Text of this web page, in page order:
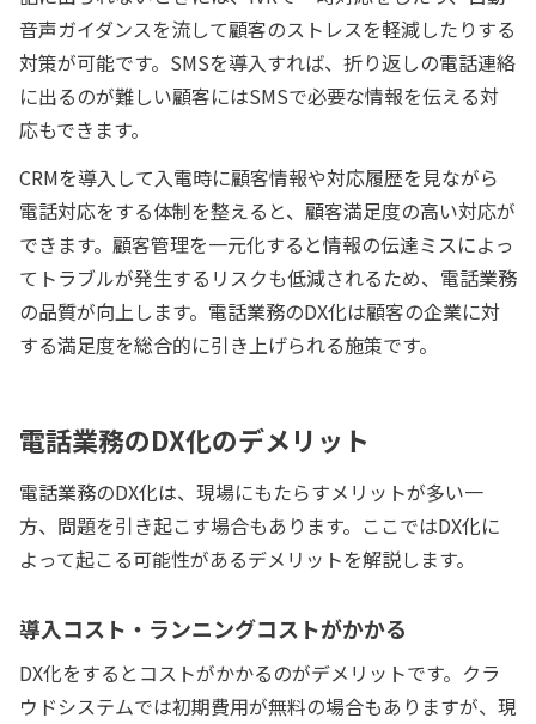
音声ガイダンスを流して顧客のストレスを軽減したりする
対策が可能です。SMSを導入すれば、折り返しの電話連絡
に出るのが難しい顧客にはSMSで必要な情報を伝える対
応もできます。
CRMを導入して入電時に顧客情報や対応履歴を見ながら
電話対応をする体制を整えると、顧客満足度の高い対応が
できます。顧客管理を一元化すると情報の伝達ミスによっ
てトラブルが発生するリスクも低減されるため、電話業務
の品質が向上します。電話業務のDX化は顧客の企業に対
する満足度を総合的に引き上げられる施策です。
電話業務のDX化のデメリット
電話業務のDX化は、現場にもたらすメリットが多い一
方、問題を引き起こす場合もあります。ここではDX化に
よって起こる可能性があるデメリットを解説します。
導入コスト・ランニングコストがかかる
DX化をするとコストがかかるのがデメリットです。クラ
ウドシステムでは初期費用が無料の場合もありますが、現